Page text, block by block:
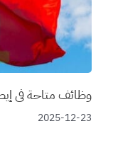
وظائف متاحة في
2025-12-23